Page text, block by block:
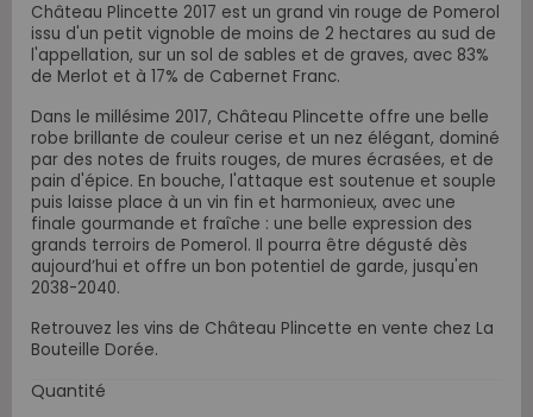
Château Plincette 2017 est un grand vin rouge de Pomerol
issu d'un petit vignoble de moins de 2 hectares au sud de
l'appellation, sur un sol de sables et de graves, avec 83%
de Merlot et à 17% de Cabernet Franc.
Dans le millésime 2017, Château Plincette offre une belle
robe brillante de couleur cerise et un nez élégant, dominé
par des notes de fruits rouges, de mures écrasées, et de
pain d'épice. En bouche, l'attaque est soutenue et souple
puis laisse place à un vin fin et harmonieux, avec une
finale gourmande et fraîche : une belle expression des
grands terroirs de Pomerol. Il pourra être dégusté dès
aujourd’hui et offre un bon potentiel de garde, jusqu'en
2038-2040.
Retrouvez les vins de Château Plincette en vente chez La
Bouteille Dorée.
Quantité